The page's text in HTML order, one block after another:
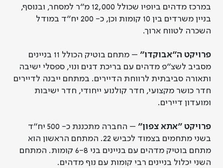
במרכז מדהים ביופיו שכולל 12,000 מ"ר למסחר, ובנוסף,
בניין משרדים בין 10 קומות וכן, כ- 200 יח"ד במודל
השכרה לטווח ארוך.
פרויקט ה"אבוקדו"
– מתחם בוטיק הכולל 11 בניינים
מסביב לשצ"פ מדהים עם בריכת דגים ונוי, ספסלי ישיבה
ותאורה סביבתית לרווחת הדיירים. במתחם ייבנה לדיירים
חדר כושר מקצועי, חדר קולנוע ייחודי, חדר ישיבות
ומועדון דיירים.
פרויקט "אתא צפון"
– החברה מתכננת כ- 500 יח"ד
בשני מתחמים בצמוד לכביש 22. המתחם הראשון הוא
מתחם בוטיק מדהים עם בניינים בני 6-8 קומות. המתחם
השני יכלול בניינים רבי קומות עם נוף מדהים.